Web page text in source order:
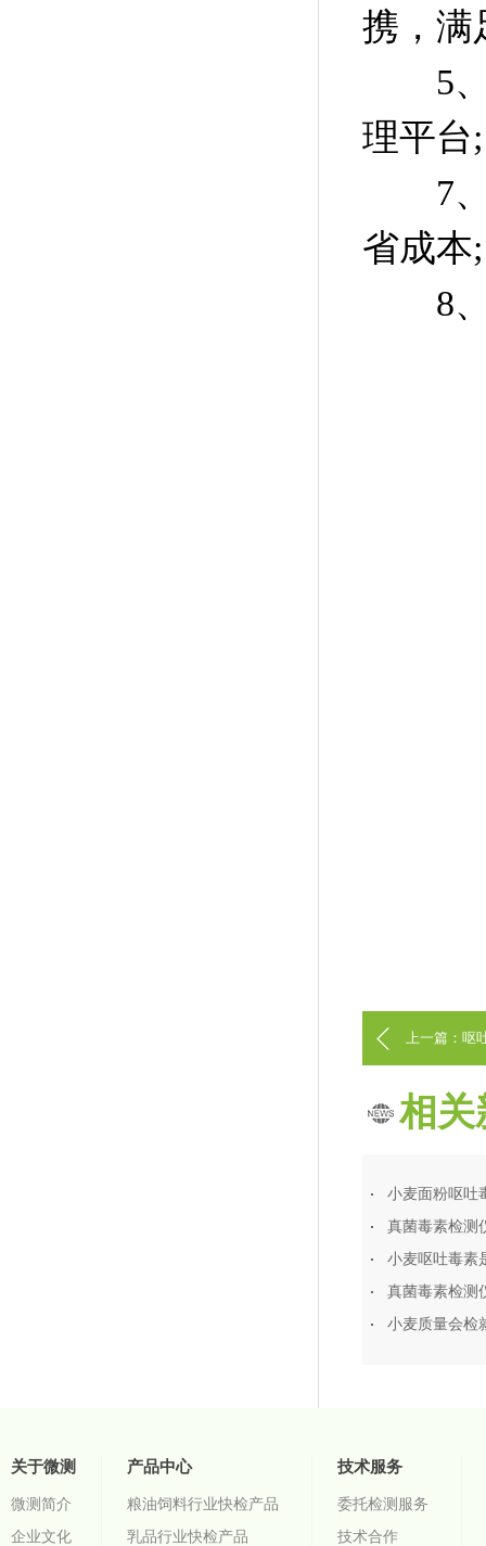
携，满
5、
理平台;
7、
省成本;
8、
上一篇：呕
相关
小麦面粉呕吐
真菌毒素检测
小麦呕吐毒素
真菌毒素检测
关于微测
微测简介
企业文化
产品中心
粮油饲料行业快检产品
乳品行业快检产品
技术服务
委托检测服务
技术合作